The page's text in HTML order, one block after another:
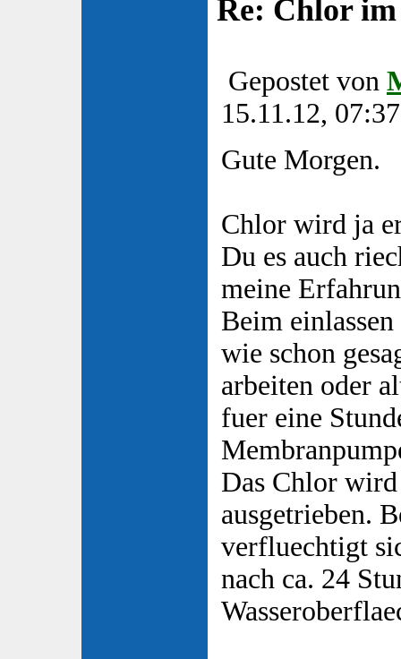
Re: Chlor
Gepostet von
15.11.12, 07:37
Gute Morgen.
Chlor wird ja
Du es auch
meine
Beim
wie schon
arbeiten oder
fuer eine
Das Chlor
ausgetrieben.
verfluechtigt
nach ca. 24